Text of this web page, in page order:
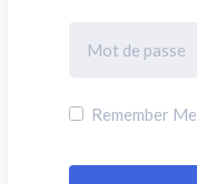
Remember Me